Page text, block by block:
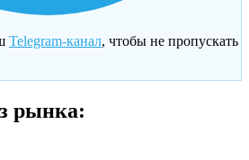
Telegram-канал, чтобы не пропускать
рынка: